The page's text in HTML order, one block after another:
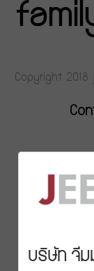
Copyright 2018
บริษัท จีม